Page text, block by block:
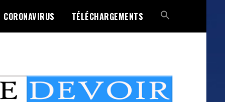
CORONAVIRUS TÉLÉCHARGEMENTS